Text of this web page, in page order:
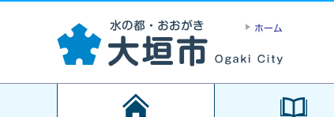
ホーム